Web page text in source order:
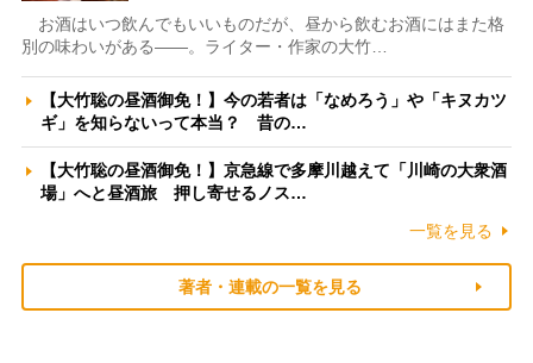
お酒はいつ飲んでもいいものだが、昼から飲むお酒にはまた格
別の味わいがある――。ライター・作家の大竹…
【大竹聡の昼酒御免！】今の若者は「なめろう」や「キヌカツ
ギ」を知らないって本当？ 昔の…
【大竹聡の昼酒御免！】京急線で多摩川越えて「川崎の大衆酒
場」へと昼酒旅 押し寄せるノス…
一覧を見る
著者・連載の一覧を見る